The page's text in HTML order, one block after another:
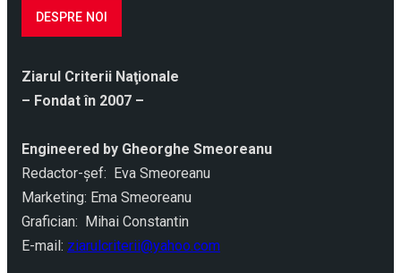
DESPRE NOI
Ziarul Criterii Naţionale
– Fondat în 2007 –
Engineered by Gheorghe Smeoreanu
Redactor-şef: Eva Smeoreanu
Marketing: Ema Smeoreanu
Grafician: Mihai Constantin
E-mail: ziarulcriterii@yahoo.com